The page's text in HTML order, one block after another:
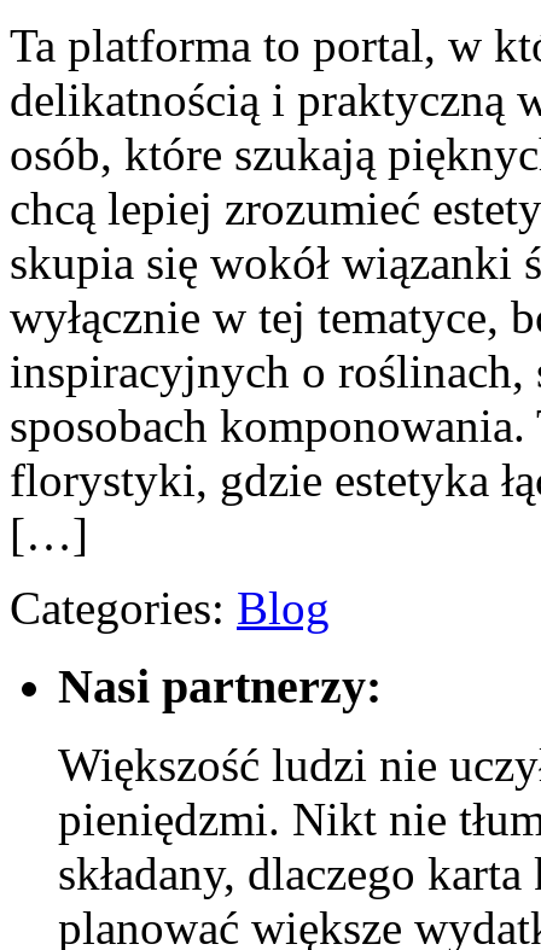
Ta platforma to portal, w
delikatnością i praktyczną
osób, które szukają
chcą lepiej zrozumieć
skupia się wokół wiązanki
wyłącznie w tej tematyce,
inspiracyjnych o roślinach,
sposobach
florystyki, gdzie estetyka
[…]
Categories: Blog
Nasi partnerzy:
Większość ludzi nie
pieniędzmi. Nikt nie
składany, dlaczego
planować większe